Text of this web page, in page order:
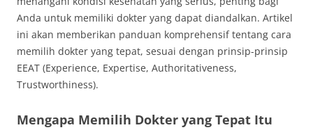
Anda untuk memiliki dokter yang dapat diandalkan. Artikel
ini akan memberikan panduan komprehensif tentang cara
memilih dokter yang tepat, sesuai dengan prinsip-prinsip
EEAT (Experience, Expertise, Authoritativeness,
Trustworthiness).
Mengapa Memilih Dokter yang Tepat Itu